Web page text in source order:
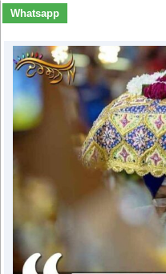
Whatsapp